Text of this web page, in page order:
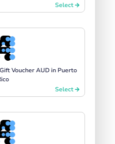
Select
Voucher AUD in Puerto
Select